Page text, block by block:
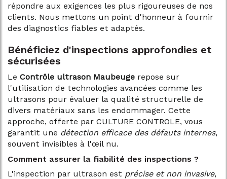
répondre aux exigences les plus rigoureuses de nos
clients. Nous mettons un point d'honneur à fournir
des diagnostics fiables et adaptés.
Bénéficiez d'inspections approfondies et
sécurisées
Le Contrôle ultrason Maubeuge repose sur
l'utilisation de technologies avancées comme les
ultrasons pour évaluer la qualité structurelle de
divers matériaux sans les endommager. Cette
approche, offerte par CULTURE CONTROLE, vous
garantit une détection efficace des défauts internes,
souvent invisibles à l'œil nu.
Comment assurer la fiabilité des inspections ?
L'inspection par ultrason est précise et non invasive,